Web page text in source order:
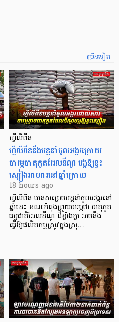
ច្រើនទៀត
ហ្វីលីពីន
ហ្វីលីពីននឹងបន្តនាំចូលអង្ករក្រោយ
បារម្ភបាតុភូតអែលនីណូ បង្កឱ្យខ្វះ
ស្បៀងអាហារនៅឆ្នាំក្រោយ
18 hours ago
ហ្វីលីពីន បាន​សម្រេចបន្តនាំចូលអង្ករនៅ
ឆ្នាំនេះ ខណៈកំពុងព្រួយបារម្ភថា បាតុភូត
ធម្មជាតិអែលនីណូ ដ៏ខ្លាំងក្លា​ អាចនឹង
ធ្វើឱ្យផលិតកម្មស្រូវក្នុងស្រុ…